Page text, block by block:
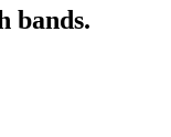
bands.